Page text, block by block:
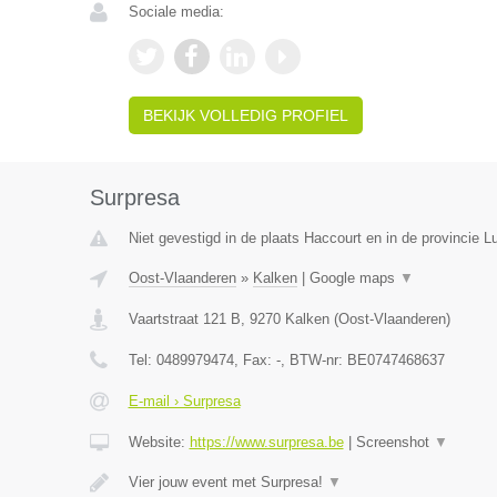
Sociale media:
BEKIJK VOLLEDIG PROFIEL
Surpresa
Niet gevestigd in de plaats Haccourt en in de provincie
Oost-Vlaanderen» Kalken| Google maps ▼
Vaartstraat 121 B, 9270 Kalken(Oost-Vlaanderen)
Tel: 0489979474, Fax: -, BTW-nr: BE0747468637
E-mail › Surpresa
Website: https://www.surpresa.be| Screenshot ▼
Vier jouw event met Surpresa! ▼